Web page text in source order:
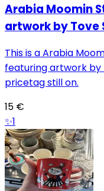
Arabia Moomin
artwork by Tove
This is a Arabia
featuring artwork by
pricetag still on.
15 €
✨1